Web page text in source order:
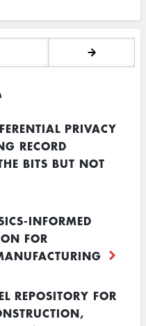
PRIVACY
RECORD
BITS BUT NOT
INFORMED
FOR
REPOSITORY FOR